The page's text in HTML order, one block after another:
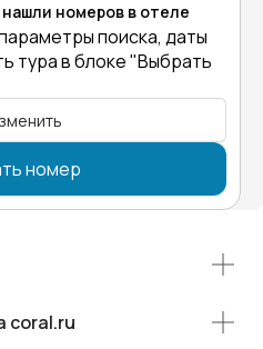
номеров в отеле
поиска, даты
тура в блоке "Выбрать
номер
coral.ru